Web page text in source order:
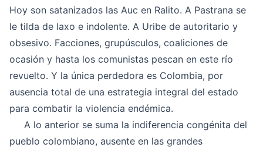
Hoy son satanizados las Auc en Ralito. A Pastrana se
le tilda de laxo e indolente. A Uribe de autoritario y
obsesivo. Facciones, grupúsculos, coaliciones de
ocasión y hasta los comunistas pescan en este río
revuelto. Y la única perdedora es Colombia, por
ausencia total de una estrategia integral del estado
para combatir la violencia endémica.
A lo anterior se suma la indiferencia congénita del
pueblo colombiano, ausente en las grandes